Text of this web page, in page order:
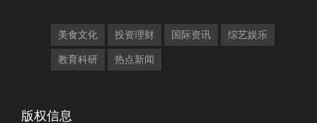
美食文化 投资理财 国际资讯 综艺娱乐
教育科研 热点新闻
版权信息